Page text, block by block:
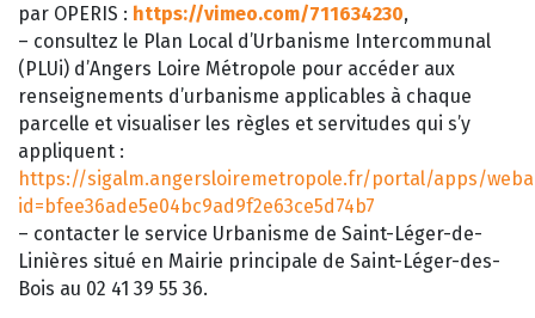
par OPERIS : https://vimeo.com/711634230,
– consultez le Plan Local d’Urbanisme Intercommunal
(PLUi) d’Angers Loire Métropole pour accéder aux
renseignements d’urbanisme applicables à chaque
parcelle et visualiser les règles et servitudes qui s’y
appliquent :
https://sigalm.angersloiremetropole.fr/portal/apps/
id=bfee36ade5e04bc9ad9f2e63ce5d74b7
– contacter le service Urbanisme de Saint-Léger-de-
Linières situé en Mairie principale de Saint-Léger-des-
Bois au 02 41 39 55 36.